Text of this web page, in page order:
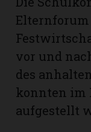
Elternforum
vor und
des
konnten im
aufgestellt